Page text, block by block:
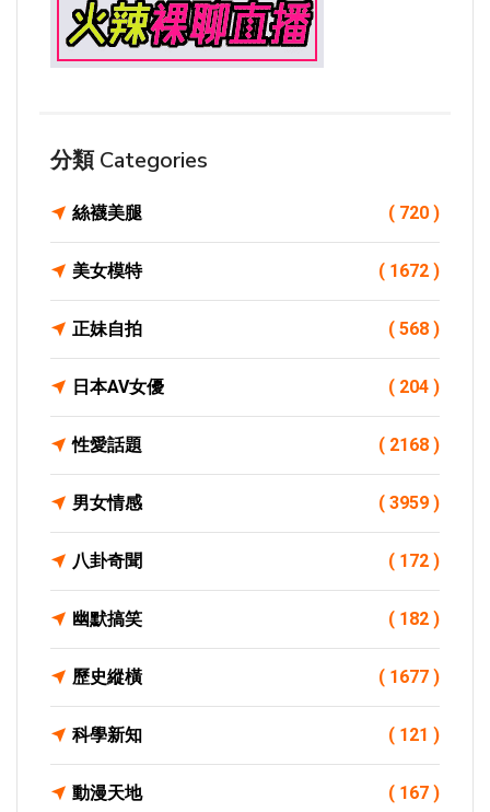
分類 Categories
絲襪美腿 ( 720 )
美女模特 ( 1672 )
正妹自拍 ( 568 )
日本AV女優 ( 204 )
性愛話題 ( 2168 )
男女情感 ( 3959 )
八卦奇聞 ( 172 )
幽默搞笑 ( 182 )
歷史縱橫 ( 1677 )
科學新知 ( 121 )
動漫天地 ( 167 )